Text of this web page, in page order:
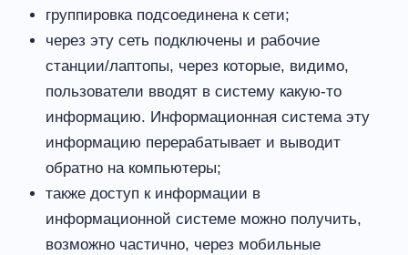
группировка подсоединена к сети;
через эту сеть подключены и рабочие
станции/лаптопы, через которые, видимо,
пользователи вводят в систему какую-то
информацию. Информационная система эту
информацию перерабатывает и выводит
обратно на компьютеры;
также доступ к информации в
информационной системе можно получить,
возможно частично, через мобильные